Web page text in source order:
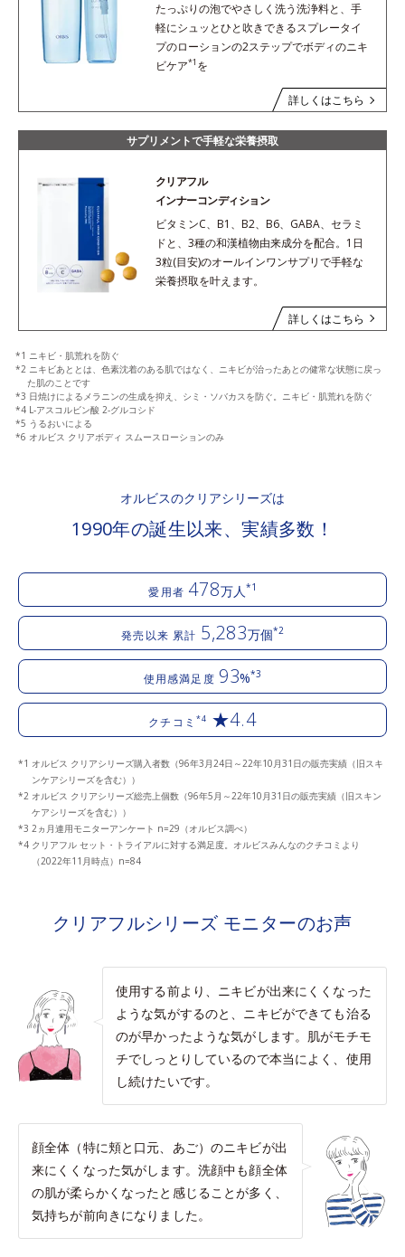
たっぷりの泡でやさしく洗う洗浄料と、手
軽にシュッとひと吹きできるスプレータイ
プのローションの2ステップでボディのニキ
ビケア*1 を
詳しくはこちら
サプリメントで手軽な栄養摂取
クリアフル
インナーコンディション
ビタミンC、B1、B2、B6、GABA、セラミ
ドと、3種の和漢植物由来成分を配合。1日
3粒(目安)のオールインワンサプリで手軽な
栄養摂取を叶えます。
詳しくはこちら
*1 ニキビ・肌荒れを防ぐ
*2 ニキビあととは、色素沈着のある肌ではなく、ニキビが治ったあとの健常な状態に戻っ
た肌のことです
*3 日焼けによるメラニンの生成を抑え、シミ・ソバカスを防ぐ。ニキビ・肌荒れを防ぐ
*4 L-アスコルビン酸 2-グルコシド
*5 うるおいによる
*6 オルビス クリアボディ スムースローションのみ
オルビスのクリアシリーズは
1990年の誕生以来、実績多数！
愛用者 478万人*1
発売以来 累計 5,283万個*2
使用感満足度 93%*3
クチコミ*4 ★4.4
オルビス クリアシリーズ購入者数（96年3月24日～22年10月31日の販売実績（旧スキ
ンケアシリーズを含む））
オルビス クリアシリーズ総売上個数（96年5月～22年10月31日の販売実績（旧スキン
ケアシリーズを含む））
2ヵ月連用モニターアンケート n=29（オルビス調べ）
クリアフル セット・トライアルに対する満足度。オルビスみんなのクチコミより
（2022年11月時点）n=84
クリアフルシリーズ モニターのお声
使用する前より、ニキビが出来にくくなった
ような気がするのと、ニキビができても治る
のが早かったような気がします。肌がモチモ
チでしっとりしているので本当によく、使用
し続けたいです。
顔全体（特に頬と口元、あご）のニキビが出
来にくくなった気がします。洗顔中も顔全体
の肌が柔らかくなったと感じることが多く、
気持ちが前向きになりました。